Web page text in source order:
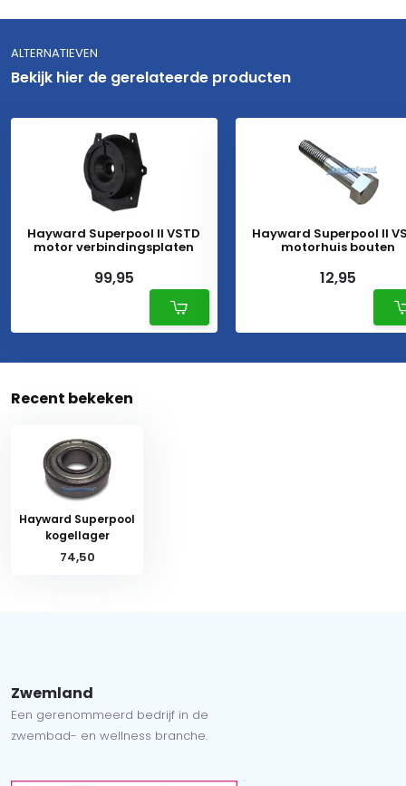
ALTERNATIEVEN
Bekijk hier de gerelateerde producten
Hayward Superpool II VSTD
motor verbindingsplaten
99,95
Hayward Superpool II
motorhuis bouten
12,95
Recent bekeken
Hayward Superpool
kogellager
74,50
Zwemland
Een gerenommeerd bedrijf in de
zwembad- en wellness branche.